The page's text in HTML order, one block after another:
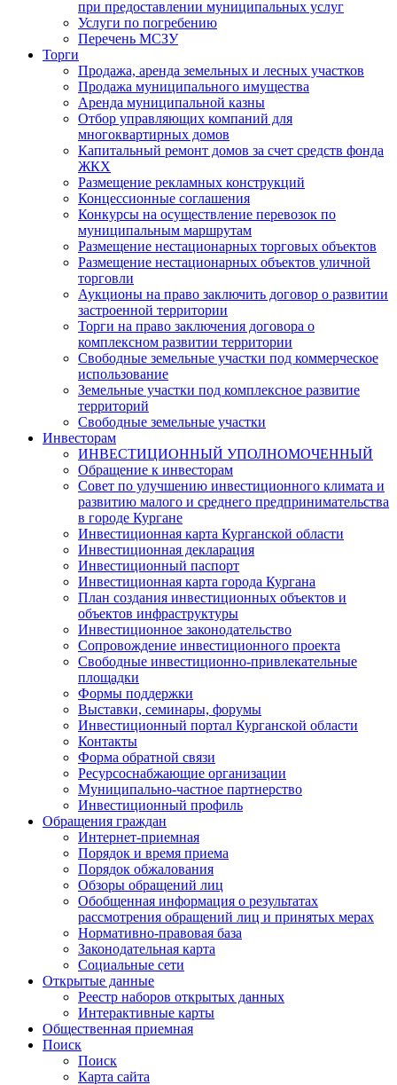
при предоставлении муниципальных услуг
Услуги по погребению
Перечень МСЗУ
Торги
Продажа, аренда земельных и лесных участков
Продажа муниципального имущества
Аренда муниципальной казны
Отбор управляющих компаний для
многоквартирных домов
Капитальный ремонт домов за счет средств фонда
ЖКХ
Размещение рекламных конструкций
Концессионные соглашения
Конкурсы на осуществление перевозок по
муниципальным маршрутам
Размещение нестационарных торговых объектов
Размещение нестационарных объектов уличной
торговли
Аукционы на право заключить договор о развитии
застроенной территории
Торги на право заключения договора о
комплексном развитии территории
Свободные земельные участки под коммерческое
использование
Земельные участки под комплексное развитие
территорий
Свободные земельные участки
Инвесторам
ИНВЕСТИЦИОННЫЙ УПОЛНОМОЧЕННЫЙ
Обращение к инвесторам
Совет по улучшению инвестиционного климата и
развитию малого и среднего предпринимательства
в городе Кургане
Инвестиционная карта Курганской области
Инвестиционная декларация
Инвестиционный паспорт
Инвестиционная карта города Кургана
План создания инвестиционных объектов и
объектов инфраструктуры
Инвестиционное законодательство
Сопровождение инвестиционного проекта
Свободные инвестиционно-привлекательные
площадки
Формы поддержки
Выставки, семинары, форумы
Инвестиционный портал Курганской области
Контакты
Форма обратной связи
Ресурсоснабжающие организации
Муниципально-частное партнерство
Инвестиционный профиль
Обращения граждан
Интернет-приемная
Порядок и время приема
Порядок обжалования
Обзоры обращений лиц
Обобщенная информация о результатах
рассмотрения обращений лиц и принятых мерах
Нормативно-правовая база
Законодательная карта
Социальные сети
Открытые данные
Реестр наборов открытых данных
Интерактивные карты
Общественная приемная
Поиск
Поиск
Карта сайта